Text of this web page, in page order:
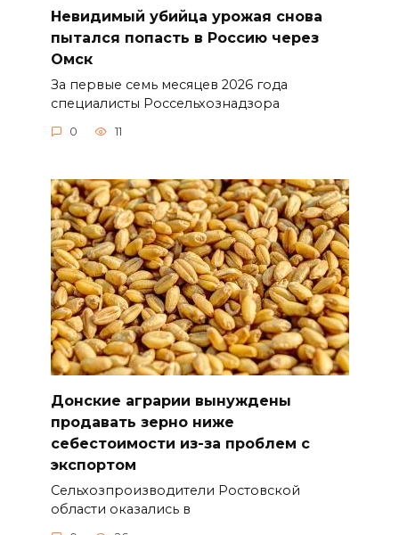
Невидимый убийца урожая снова
пытался попасть в Россию через
Омск
За первые семь месяцев 2026 года
специалисты Россельхознадзора
0 11
Донские аграрии вынуждены
продавать зерно ниже
себестоимости из-за проблем с
экспортом
Сельхозпроизводители Ростовской
области оказались в